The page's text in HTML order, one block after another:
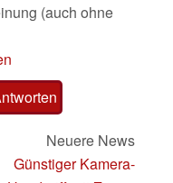
(auch ohne
Neuere News
Günstiger Kamera-